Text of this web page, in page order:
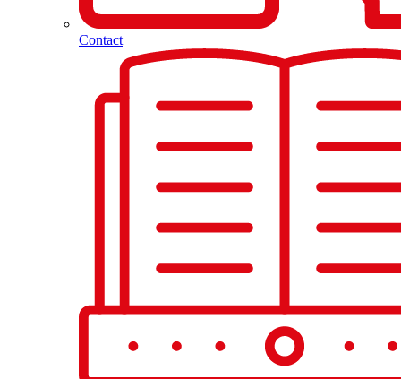
Contact